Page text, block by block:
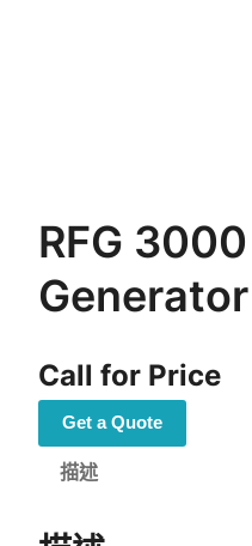
RFG
Generator
Call for Price
Get a Quote
描述